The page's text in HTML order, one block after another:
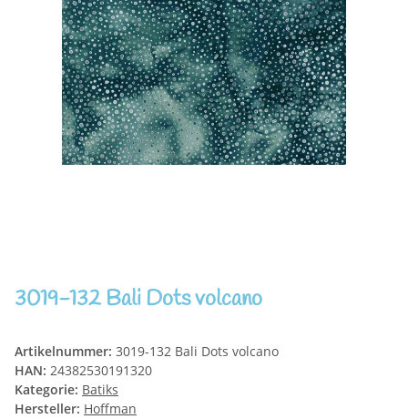
3019-132 Bali Dots volcano
Artikelnummer: 3019-132 Bali Dots volcano
HAN: 24382530191320
Kategorie: Batiks
Hersteller: Hoffman